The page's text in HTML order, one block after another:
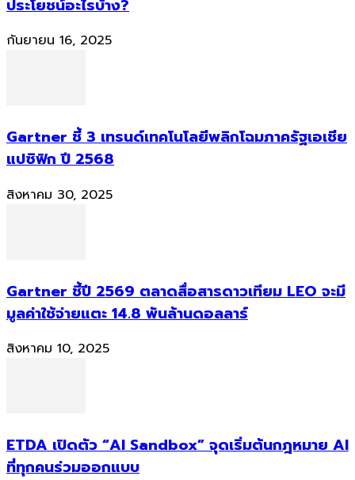
ประโยชน์อะไรบ้าง?
กันยายน 16, 2025
Gartner ชี้ 3 เทรนด์เทคโนโลยีพลิกโฉมภาครัฐเอเชีย
แปซิฟิก ปี 2568
สิงหาคม 30, 2025
Gartner ชี้ปี 2569 ตลาดสื่อสารดาวเทียม LEO จะมี
มูลค่าใช้จ่ายแตะ 14.8 พันล้านดอลลาร์
สิงหาคม 10, 2025
ETDA เปิดตัว “AI Sandbox” จุดเริ่มต้นกฎหมาย AI
ที่ทุกคนร่วมออกแบบ